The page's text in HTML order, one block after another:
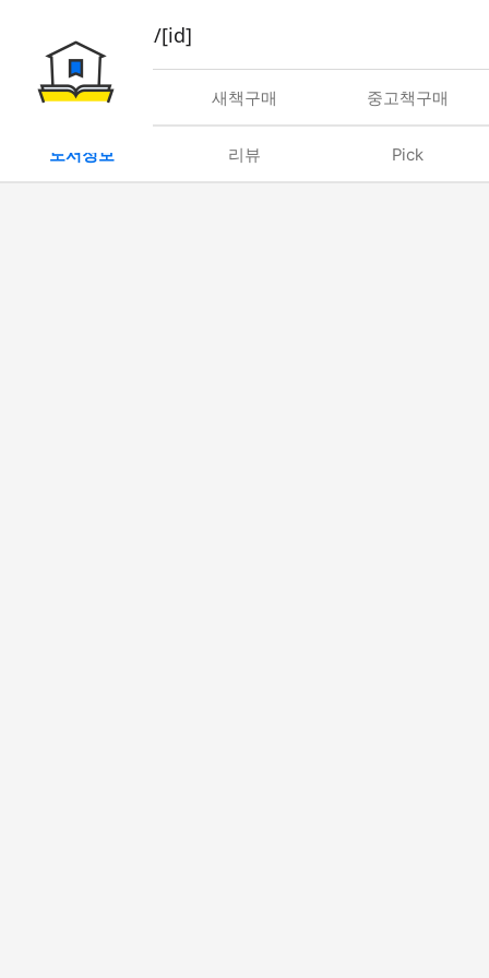
book/rent/[id]
대여 새책구매 중고책구매
도서정보 리뷰 Pick